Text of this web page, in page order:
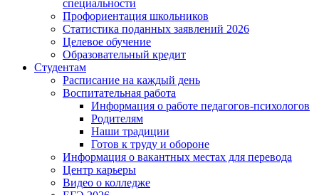
специальности
Профориентация школьников
Статистика поданных заявлений 2026
Целевое обучение
Образовательный кредит
Студентам
Расписание на каждый день
Воспитательная работа
Информация о работе педагогов-психологов
Родителям
Наши традиции
Готов к труду и обороне
Информация о вакантных местах для перевода
Центр карьеры
Видео о колледже